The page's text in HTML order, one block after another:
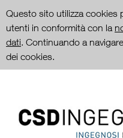
Questo sito utilizza cookies
utenti in conformità con la
dati. Continuando a
dei cookies.